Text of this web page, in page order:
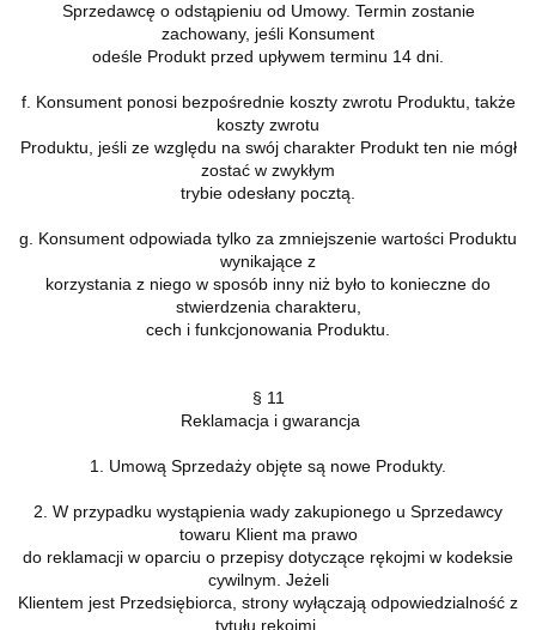
Sprzedawcę o odstąpieniu od Umowy. Termin zostanie
zachowany, jeśli Konsument
odeśle Produkt przed upływem terminu 14 dni.
f. Konsument ponosi bezpośrednie koszty zwrotu Produktu, także
koszty zwrotu
Produktu, jeśli ze względu na swój charakter Produkt ten nie mógł
zostać w zwykłym
trybie odesłany pocztą.
g. Konsument odpowiada tylko za zmniejszenie wartości Produktu
wynikające z
korzystania z niego w sposób inny niż było to konieczne do
stwierdzenia charakteru,
cech i funkcjonowania Produktu.
§ 11
Reklamacja i gwarancja
1. Umową Sprzedaży objęte są nowe Produkty.
2. W przypadku wystąpienia wady zakupionego u Sprzedawcy
towaru Klient ma prawo
do reklamacji w oparciu o przepisy dotyczące rękojmi w kodeksie
cywilnym. Jeżeli
Klientem jest Przedsiębiorca, strony wyłączają odpowiedzialność z
tytułu rękojmi.